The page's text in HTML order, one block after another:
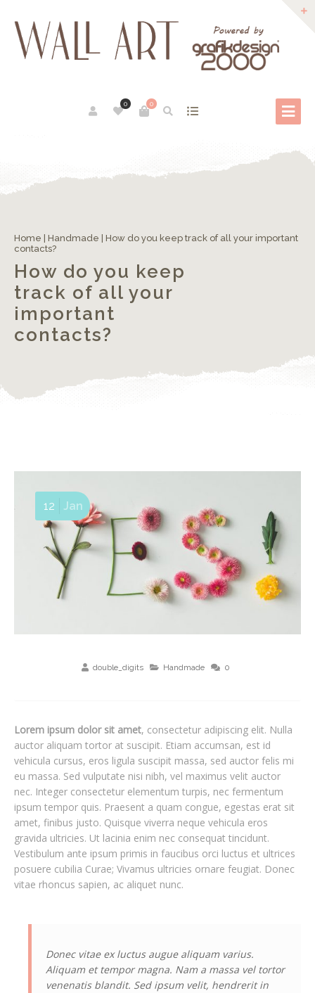
0
0
Home Handmade
How do you keep track of all your important
contacts?
How do you keep
track of all your
important
contacts?
double_digits Handmade 0
12 Jan
Lorem ipsum dolor sit amet, consectetur adipiscing elit. Nulla
auctor aliquam tortor at suscipit. Etiam accumsan, est id
vehicula cursus, eros ligula suscipit massa, sed auctor felis mi
eu massa. Sed vulputate nisi nibh, vel maximus velit auctor
nec. Integer consectetur elementum turpis, nec fermentum
ipsum tempor quis. Praesent a quam congue, egestas erat sit
amet, finibus justo. Quisque viverra neque vehicula eros
gravida ultricies. Ut lacinia enim nec consequat tincidunt.
Vestibulum ante ipsum primis in faucibus orci luctus et ultrices
posuere cubilia Curae; Vivamus ultricies ornare feugiat. Donec
vitae rhoncus sapien, ac aliquet nunc.
Donec vitae ex luctus augue aliquam varius.
Aliquam et tempor magna. Nam a massa vel tortor
venenatis blandit. Sed ipsum velit, hendrerit in